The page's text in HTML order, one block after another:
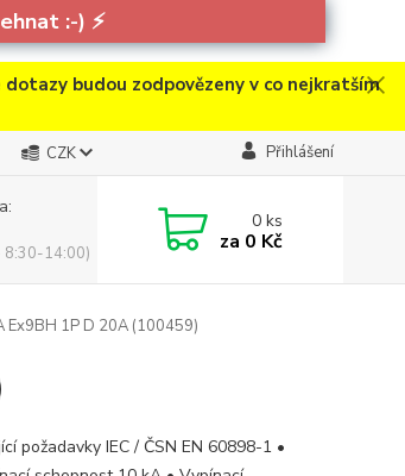
:-) ⚡
budou zodpovězeny v co nejkratším
CZK Přihlášení
8:30-14:00)
0ks
za 0 Kč
Ex9BH 1P D 20A (100459)
požadavky IEC / ČSN EN 60898-1 •